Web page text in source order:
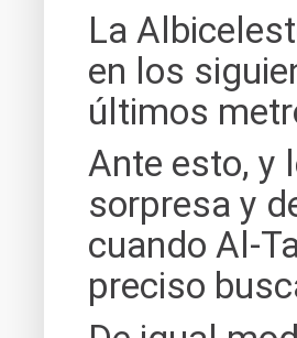
La
en los
últimos
Ante esto, y
sorpresa y
cuando Al-
preciso